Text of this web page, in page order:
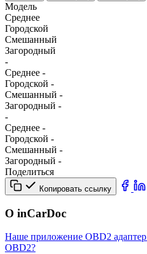
Модель
Среднее
Городской
Смешанный
Загородный
-
Среднее -
Городской -
Смешанный -
Загородный -
-
Среднее -
Городской -
Смешанный -
Загородный -
Поделиться
Копировать ссылку
О inCarDoc
Наше приложение OBD2 адаптер
OBD2?